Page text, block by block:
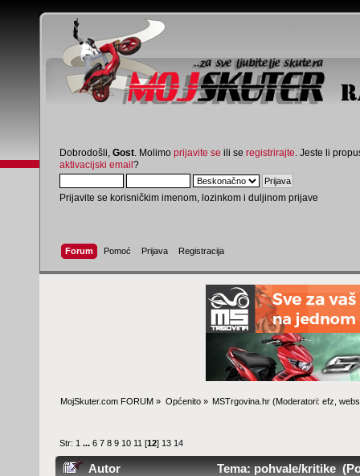
Dobrodošli, Gost . Molimo prijavite se ili se registrirajte . Jeste li
aktivacijski email?
Prijavite se korisničkim imenom, lozinkom i duljinom prijave
Forum Pomoć Prijava Registracija
MojSkuter.com FORUM » Općenito» MSTrgovina.hr(Moderatori: efz
Str: 1 ...6 7 8 9 10 11 [12] 13 14
Autor Tema: pohvale/kritike